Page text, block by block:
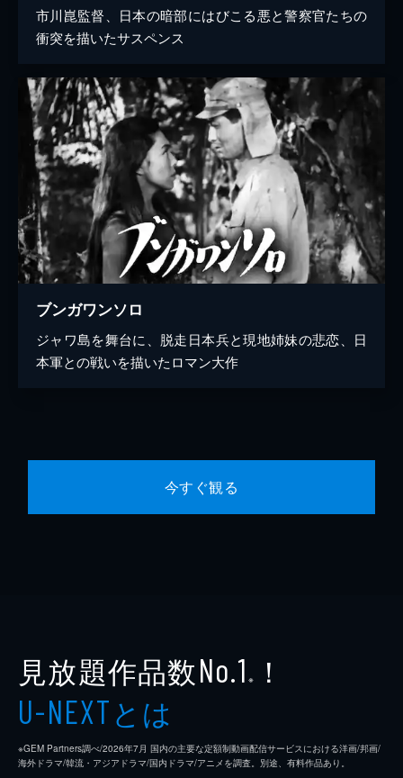
市川崑監督、日本の暗部にはびこる悪と警察官たちの
衝突を描いたサスペンス
ブンガワンソロ
ジャワ島を舞台に、脱走日本兵と現地姉妹の悲恋、日
本軍との戦いを描いたロマン大作
今すぐ観る
見放題作品数No.1 ※ ！
U-NEXTとは
※GEM Partners調べ/2026年7⽉ 国内の主要な定額制動画配信サービスにおける洋画/邦画/
海外ドラマ/韓流・アジアドラマ/国内ドラマ/アニメを調査。別途、有料作品あり。